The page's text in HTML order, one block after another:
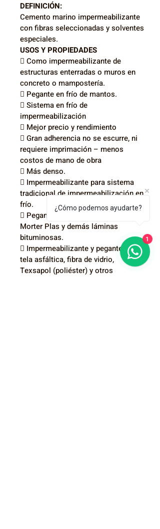
DEFINICIÓN:
Cemento marino impermeabilizante
con fibras seleccionadas y solventes
especiales.
USOS Y PROPIEDADES
 Como impermeabilizante de
estructuras enterradas o muros en
concreto o mampostería.
 Pegante en frío de mantos.
 Sistema en frío de
impermeabilización
 Mejor precio y rendimiento
 Gran adherencia no se escurre, ni
requiere imprimación – menos
costos de mano de obra
 Más denso.
 Impermeabilizante para sistema
tradicional de impermeabilización en
frío.
 Pegante en frío para mantos
Morter Plas y demás láminas
bituminosas.
 Impermeabilizante y pegante para
tela asfáltica, fibra de vidrio,
Texsapol (poliéster) y otros
¿Cómo podemos ayudarte?
1